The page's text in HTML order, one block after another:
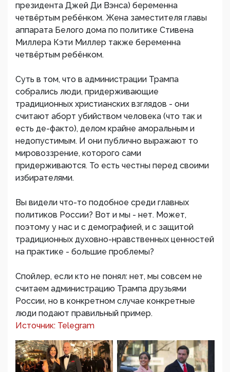
президента Джей Ди Вэнса) беременна
четвёртым ребёнком. Жена заместителя главы
аппарата Белого дома по политике Стивена
Миллера Кэти Миллер также беременна
четвёртым ребёнком.
Суть в том, что в администрации Трампа
собрались люди, придерживающие
традиционных христианских взглядов - они
считают аборт убийством человека (что так и
есть де-факто), делом крайне аморальным и
недопустимым. И они публично выражают то
мировоззрение, которого сами
придерживаются. То есть честны перед своими
избирателями.
Вы видели что-то подобное среди главных
политиков России? Вот и мы - нет. Может,
поэтому у нас и с демографией, и с защитой
традиционных духовно-нравственных ценностей
на практике - большие проблемы?
Спойлер, если кто не понял: нет, мы совсем не
считаем администрацию Трампа друзьями
России, но в конкретном случае конкретные
люди подают правильный пример.
Источник: Telegram